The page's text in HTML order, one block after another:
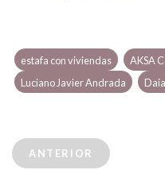
estafa con viviendas AKSA
Luciano Javier Andrada
ANTERIOR